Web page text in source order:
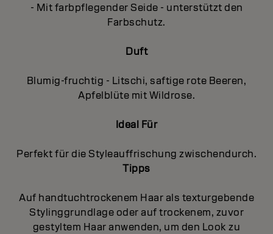
- Mit farbpflegender Seide - unterstützt den
Farbschutz.
Duft
Blumig-fruchtig - Litschi, saftige rote Beeren,
Apfelblüte mit Wildrose.
Ideal Für
Perfekt für die Styleauffrischung zwischendurch.
Tipps
Auf handtuchtrockenem Haar als texturgebende
Stylinggrundlage oder auf trockenem, zuvor
gestyltem Haar anwenden, um den Look zu